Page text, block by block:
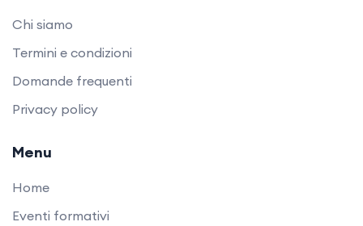
Chi siamo
Termini e condizioni
Domande frequenti
Privacy policy
Menu
Home
Eventi formativi